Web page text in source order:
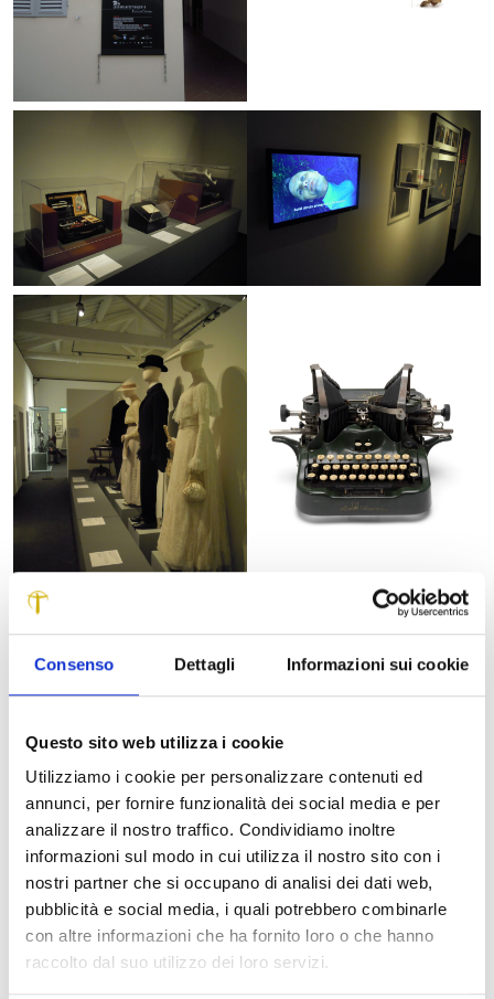
Consenso Dettagli Informazioni sui cookie
Questo sito web utilizza i cookie
Utilizziamo i cookie per personalizzare contenuti ed
annunci, per fornire funzionalità dei social media e per
analizzare il nostro traffico. Condividiamo inoltre
informazioni sul modo in cui utilizza il nostro sito con i
nostri partner che si occupano di analisi dei dati web,
pubblicità e social media, i quali potrebbero combinarle
con altre informazioni che ha fornito loro o che hanno
raccolto dal suo utilizzo dei loro servizi.